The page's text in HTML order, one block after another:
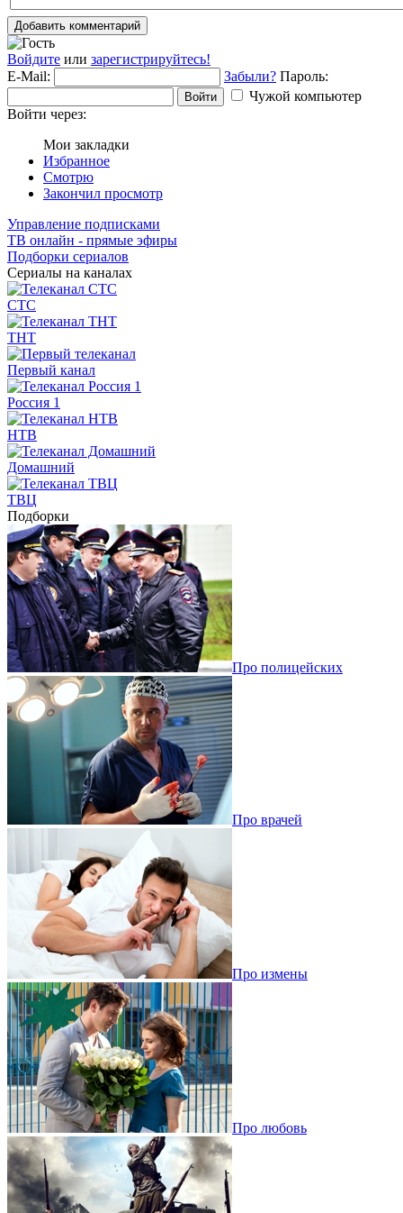
Добавить комментарий
Войдите или зарегистрируйтесь!
E-Mail:
Забыли? Пароль:
Войти
Чужой компьютер
Войти через:
Мои закладки
Избранное
Смотрю
Закончил просмотр
Управление подписками
ТВ онлайн - прямые эфиры
Подборки сериалов
Сериалы на каналах
СТС
ТНТ
Первый канал
Россия 1
НТВ
Домашний
ТВЦ
Подборки
Про полицейских
Про врачей
Про измены
Про любовь